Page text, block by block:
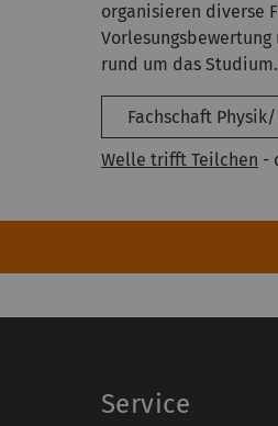
organisieren diverse
rund um das Studium.
Fachschaft
Welle trifft Teilchen -
Service